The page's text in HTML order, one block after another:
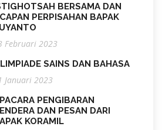
BERSAMA DAN
PERPISAHAN BAPAK
Februari 2023
SAINS DAN BAHASA
Januari 2023
PENGIBARAN
DAN PESAN DARI
KORAMIL